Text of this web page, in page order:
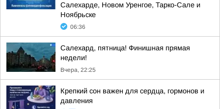
Салехарде, Новом Уренгое, Тарко-Сале и
Ноябрьске
06:36
Салехард, пятница! Финишная прямая
недели!
Вчера, 22:25
Крепкий сон важен для сердца, гормонов и
давления